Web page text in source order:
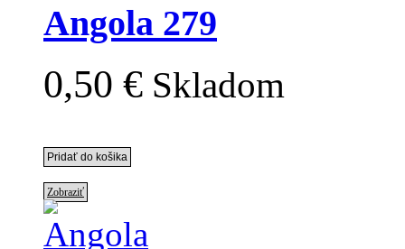
Angola 279
0,50 € Skladom
Zobraziť